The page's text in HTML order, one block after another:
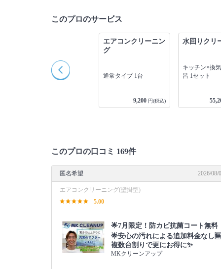
このプロのサービス
風呂釜洗浄 1箇所
エアコンクリーニン
グ
通常タイプ 1台
9,200 円(税込)
水回りクリ
キッチン×換
呂 1セット
このプロの口コミ 169件
匿名希望 2026/08/
エアコンクリーニング(壁掛型)
5.00
🌟7月限定！防カビ抗菌コート無料
🌟安心の汚れによる追加料金なし🈚️
複数台割りで更にお得に✨
MKクリーンアップ